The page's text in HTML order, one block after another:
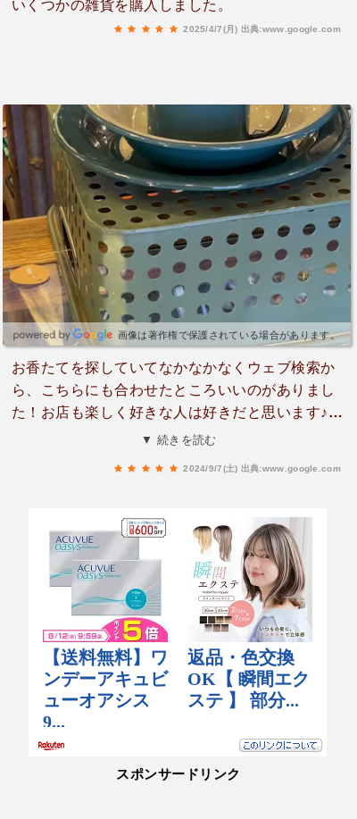
いくつかの雑貨を購入しました。
2025/4/7(月) 出典:www.google.com
画像は著作権で保護されている場合があります。
お香たてを探していてなかなかなくウェブ検索か
ら、こちらにも合わせたところいいのがありまし
た！お店も楽しく好きな人は好きだと思います♪し
かも梱包も素朴なのに洒落な感じです☆ペイペイ
▼ 続きを読む
2024/9/7(土) 出典:www.google.com
スポンサードリンク